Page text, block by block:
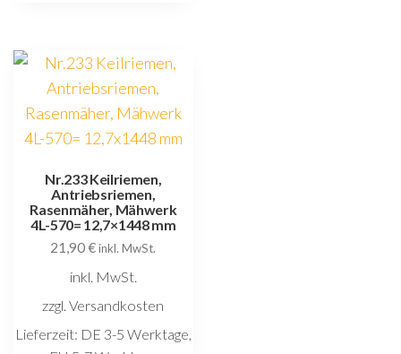
Nr.233 Keilriemen,
Antriebsriemen,
Rasenmäher, Mähwerk
4L-570= 12,7×1448 mm
21,90€ inkl. MwSt.
inkl. MwSt.
zzgl. Versandkosten
Lieferzeit: DE 3-5 Werktage,